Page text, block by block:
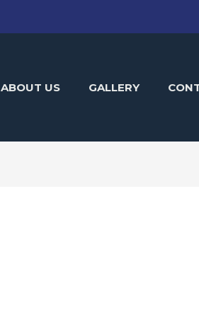
ABOUT US GALLERY